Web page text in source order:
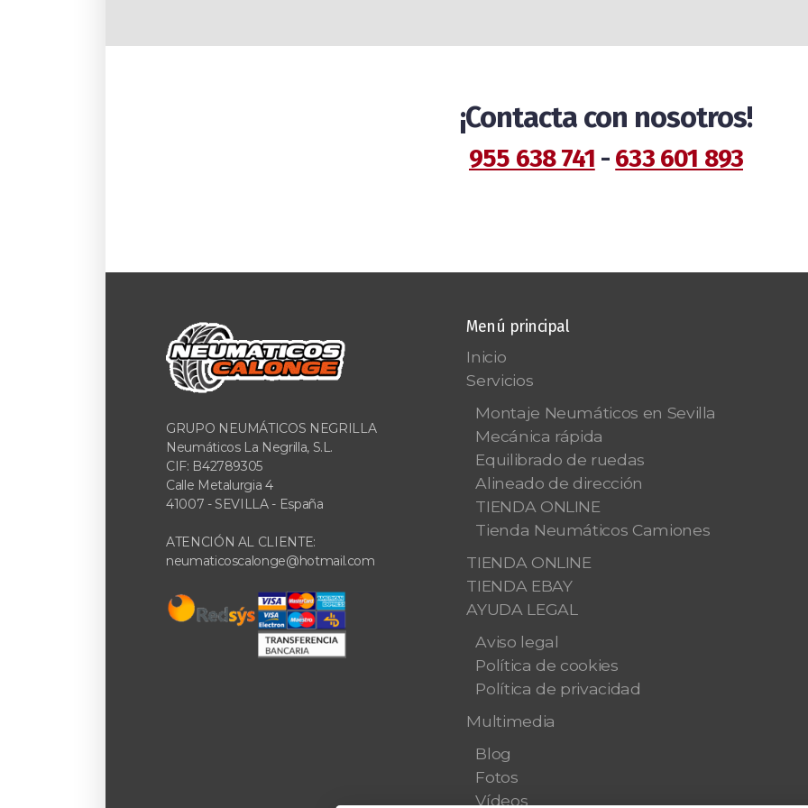
¡Contacta con nosotros!
955 638 741 - 633 601 893
GRUPO NEUMÁTICOS NEGRILLA
Neumáticos La Negrilla, S.L.
CIF: B42789305
Calle Metalurgia 4
41007 - SEVILLA - España
ATENCIÓN AL CLIENTE:
neumaticoscalonge@hotmail.com
Menú principal
Inicio
Servicios
Montaje Neumáticos en Sevilla
Mecánica rápida
Equilibrado de ruedas
Alineado de dirección
TIENDA ONLINE
Tienda Neumáticos Camiones
TIENDA ONLINE
TIENDA EBAY
AYUDA LEGAL
Aviso legal
Política de cookies
Política de privacidad
Multimedia
Blog
Fotos
Vídeos